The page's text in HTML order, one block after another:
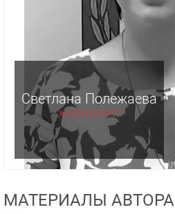
Светлана Полежаева
журналист
МАТЕРИАЛЫ АВТОРА